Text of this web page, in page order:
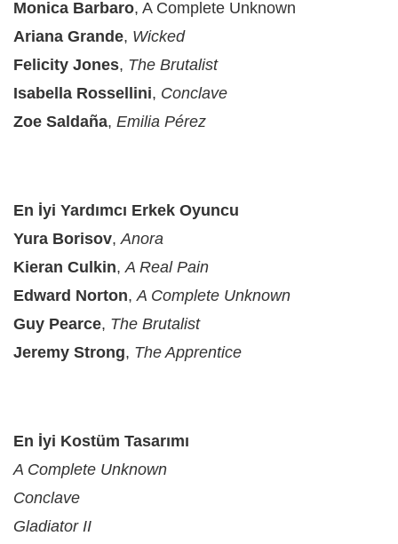
Monica Barbaro, A Complete Unknown
Ariana Grande, Wicked
Felicity Jones, The Brutalist
Isabella Rossellini, Conclave
Zoe Saldaña, Emilia Pérez
En İyi Yardımcı Erkek Oyuncu
Yura Borisov,Anora
Kieran Culkin,A Real Pain
Edward Norton,A Complete Unknown
Guy Pearce, The Brutalist
Jeremy Strong, The Apprentice
En İyi Kostüm Tasarımı
A Complete Unknown
Conclave
Gladiator II